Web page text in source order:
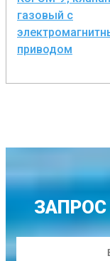
газовый с
приводом